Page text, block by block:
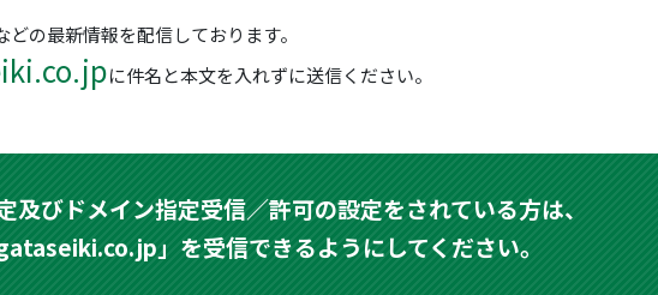
の最新情報を配信しております。
に件名と本文を入れずに送信ください。
及びドメイン指定受信／許可の設定をされている方は、
」を受信できるようにしてください。